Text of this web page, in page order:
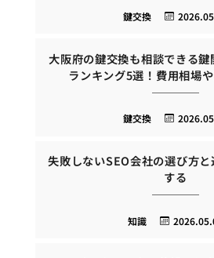
鍵交換
大阪府の鍵交換も相談できる
ランキング5選！費用相場
鍵交換
失敗しないSEO会社の選び方
する
知識